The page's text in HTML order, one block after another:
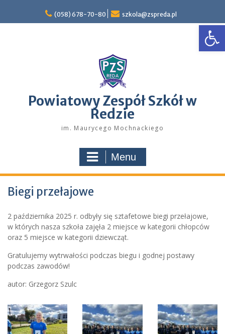
content
(058) 678-70-80 szkola@zspreda.pl
Powiatowy Zespół Szkół w
Redzie
im. Maurycego Mochnackiego
Menu
Biegi przełajowe
2 października 2025 r. odbyły się sztafetowe biegi przełajowe,
w których nasza szkoła zajęła 2 miejsce w kategorii chłopców
oraz 5 miejsce w kategorii dziewcząt.
Gratulujemy wytrwałości podczas biegu i godnej postawy
podczas zawodów!
autor: Grzegorz Szulc